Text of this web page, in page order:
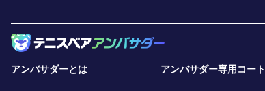
アンバサダーとは アンバサダー専用コート